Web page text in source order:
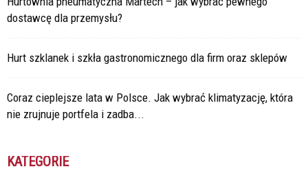
dostawcę dla przemysłu?
Hurt szklanek i szkła gastronomicznego dla firm oraz sklepów
Coraz cieplejsze lata w Polsce. Jak wybrać klimatyzację, która
nie zrujnuje portfela i zadba...
KATEGORIE